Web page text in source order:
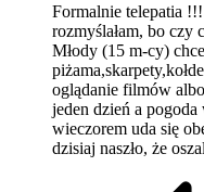
Formalnie telepatia
rozmyślałam, bo czy
Młody (15 m-cy)
oglądanie filmów
jeden dzień a
wieczorem uda się
dzisiaj naszło, że